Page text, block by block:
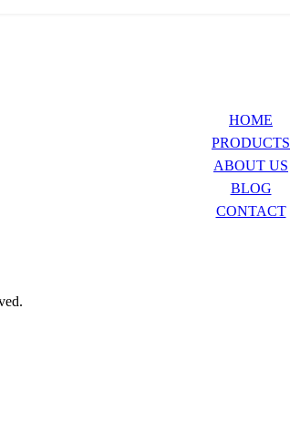
HOME
PRODUCTS
ABOUT US
BLOG
CONTACT